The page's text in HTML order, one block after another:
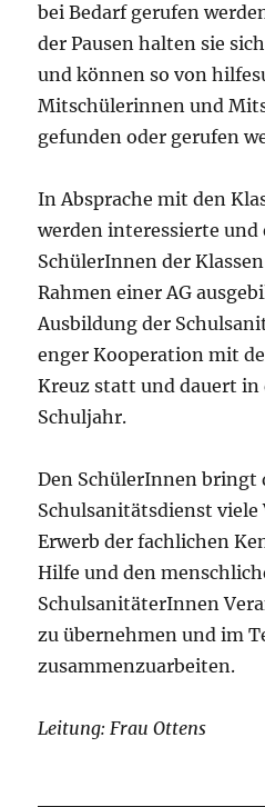
bei Bedarf gerufen
der Pausen halten sie
und können so von
Mitschülerinnen und
gefunden oder gerufen
In Absprache mit den
werden interessierte und
SchülerInnen der
Rahmen einer AG
Ausbildung der
enger Kooperation mit
Kreuz statt und dauert in
Schuljahr.
Den SchülerInnen bringt
Schulsanitätsdienst viele
Erwerb der fachlichen
Hilfe und den
SchulsanitäterInnen
zu übernehmen und im
zusammenzuarbeiten.
Leitung: Frau Ottens